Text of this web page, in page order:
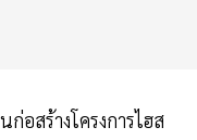
อสร้างโครงการไฮส